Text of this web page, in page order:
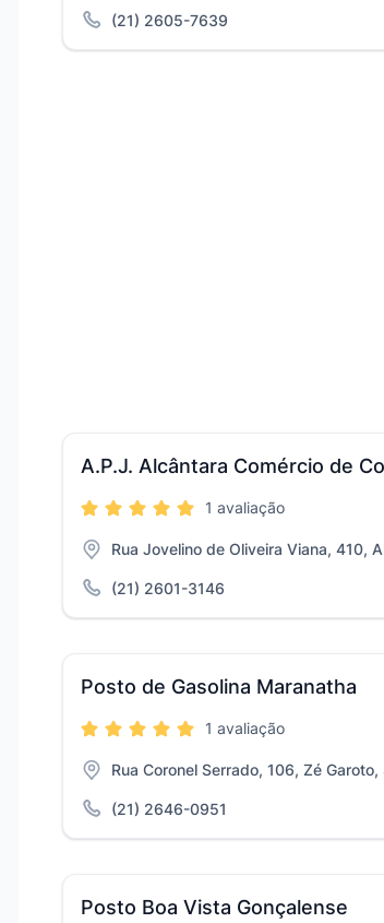
(21) 2605-7639
A.P.J. Alcântara Comércio de
1 avaliação
Rua Jovelino de Oliveira Viana, 410,
(21) 2601-3146
Posto de Gasolina Maranatha
1 avaliação
Rua Coronel Serrado, 106, Zé Garoto,
(21) 2646-0951
Posto Boa Vista Gonçalense